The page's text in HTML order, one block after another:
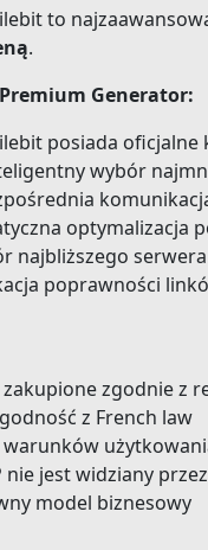
to
.
Generator:
posiada
wybór
optymalizacja
najbliższego
poprawności
zakupione zgodnie z
z French law
warunków
nie jest widziany
model biznesowy